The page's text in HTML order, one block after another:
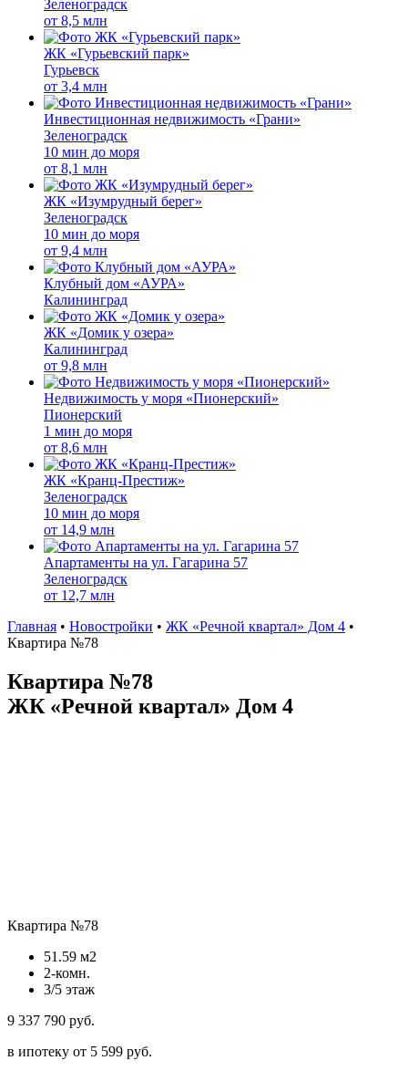
Зеленоградск
от 8,5 млн
ЖК «Гурьевский парк»
Гурьевск
от 3,4 млн
Инвестиционная недвижимость «Грани»
Зеленоградск
10 мин до моря
от 8,1 млн
ЖК «Изумрудный берег»
Зеленоградск
10 мин до моря
от 9,4 млн
Клубный дом «АУРА»
Калининград
ЖК «Домик у озера»
Калининград
от 9,8 млн
Недвижимость у моря «Пионерский»
Пионерский
1 мин до моря
от 8,6 млн
ЖК «Кранц-Престиж»
Зеленоградск
10 мин до моря
от 14,9 млн
Апартаменты на ул. Гагарина 57
Зеленоградск
от 12,7 млн
Главная • Новостройки • ЖК «Речной квартал» Дом 4 •
Квартира №78
Квартира №78
ЖК «Речной квартал» Дом 4
Квартира №78
51.59 м2
2-комн.
3/5 этаж
9 337 790 руб.
в ипотеку от 5 599 руб.